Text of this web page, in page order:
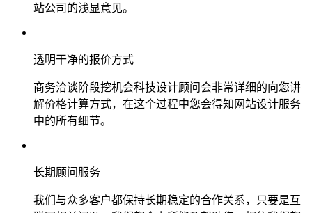
站公司的浅显意见。
透明干净的报价方式
商务洽谈阶段挖机会科技设计顾问会非常详细的向您讲
解价格计算方式，在这个过程中您会得知网站设计服务
中的所有细节。
长期顾问服务
我们与众多客户都保持长期稳定的合作关系，只要是互